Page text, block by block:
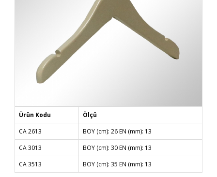
Ürün Kodu
Ölçü
CA 2613
BOY (cm): 26 EN (mm): 13
CA 3013
BOY (cm): 30 EN (mm): 13
CA 3513
BOY (cm): 35 EN (mm): 13